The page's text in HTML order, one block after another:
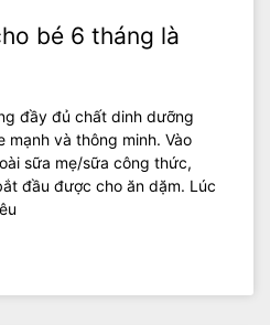
bé 6 tháng là
đầy đủ chất dinh dưỡng
mạnh và thông minh. Vào
sữa mẹ/sữa công thức,
đầu được cho ăn dặm. Lúc